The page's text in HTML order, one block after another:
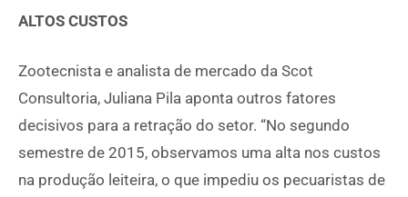
ALTOS CUSTOS
Zootecnista e analista de mercado da Scot
Consultoria, Juliana Pila aponta outros fatores
decisivos para a retração do setor. “No segundo
semestre de 2015, observamos uma alta nos custos
na produção leiteira, o que impediu os pecuaristas de